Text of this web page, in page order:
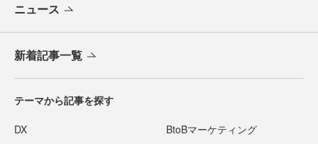
ニュース
新着記事一覧
テーマから記事を探す
DX BtoBマーケティング